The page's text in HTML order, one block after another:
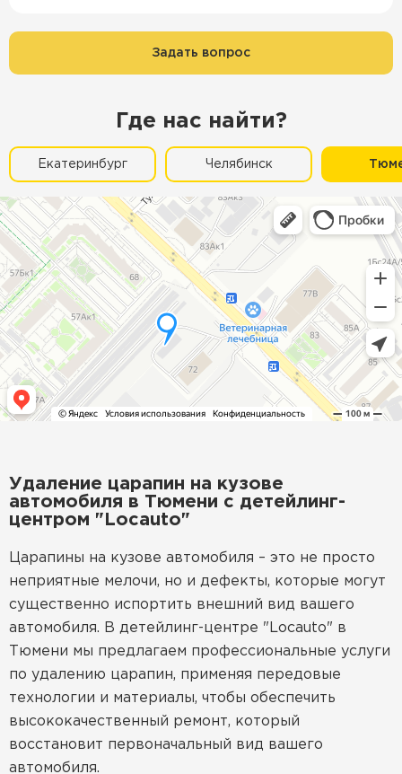
Задать вопрос
Где нас найти?
Екатеринбург Челябинск
Удаление царапин на кузове
автомобиля в Тюмени с детейлинг-
центром "Locauto"
Царапины на кузове автомобиля – это не просто
неприятные мелочи, но и дефекты, которые могут
существенно испортить внешний вид вашего
автомобиля. В детейлинг-центре "Locauto" в
Тюмени мы предлагаем профессиональные услуги
по удалению царапин, применяя передовые
технологии и материалы, чтобы обеспечить
высококачественный ремонт, который
восстановит первоначальный вид вашего
автомобиля.